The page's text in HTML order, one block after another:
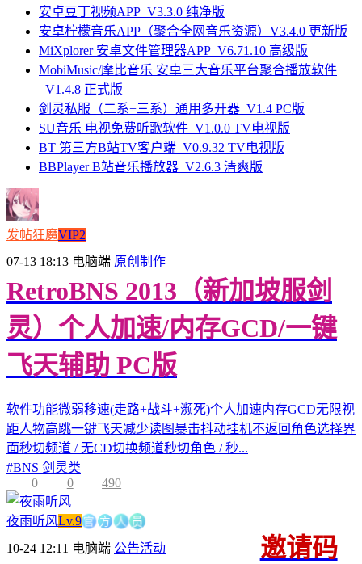
安卓豆丁视频APP_V3.3.0 纯净版
安卓柠檬音乐APP（聚合全网音乐资源）V3.4.0 更新版
MiXplorer 安卓文件管理器APP_V6.71.10 高级版
MobiMusic/摩比音乐 安卓三大音乐平台聚合播放软件
_V1.4.8 正式版
剑灵私服（二系+三系）通用多开器_V1.4 PC版
SU音乐 电视免费听歌软件_V1.0.0 TV电视版
BT 第三方B站TV客户端_V0.9.32 TV电视版
BBPlayer B站音乐播放器_V2.6.3 清爽版
发帖狂魔VIP2
07-13 18:13 电脑端 原创制作
RetroBNS 2013（新加坡服剑
灵）个人加速/内存GCD/一键
飞天辅助 PC版
软件功能微弱移速(走路+战斗+濒死)个人加速内存GCD无限视
距人物高跳一键飞天减少读图暴击抖动挂机不返回角色选择界
面秒切频道 / 无CD切换频道秒切角色 / 秒...
#BNS 剑灵类
0
0 490
夜雨听风Lv.9官方人员
10-24 12:11 电脑端 公告活动
邀请码